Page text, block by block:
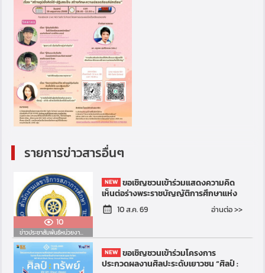
รายการข่าวสารอื่นๆ
10
ข่าวประชาสัมพันธ์หน่วยงานอื่น
ขอเชิญชวนเข้าร่วมแสดงความคิด
เห็นต่อร่างพระราชบัญญัติการศึกษาแห่ง
ชาติ พ.ศ. ....
10 ส.ค. 69 อ่านต่อ >>
ขอเชิญชวนเข้าร่วมโครงการ
ประกวดผลงานศิลปะระดับเยาวชน “ศิลป์ :